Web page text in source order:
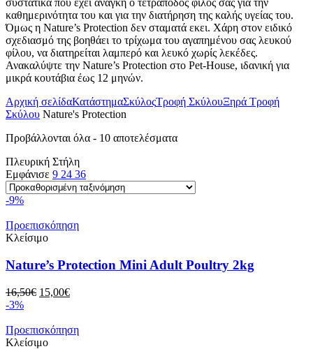
συστατικά που έχει ανάγκη ο τετράποδος φίλος σας για την
καθημερινότητα του και για την διατήρηση της καλής υγείας του.
Όμως η Nature’s Protection δεν σταματά εκει. Χάρη στον ειδικό
σχεδιασμό της βοηθάει το τρίχωμα του αγαπημένου σας λευκού
φίλου, να διατηρείται λαμπερό και λευκό χωρίς λεκέδες.
Ανακαλύψτε την Nature’s Protection στο Pet-House, ιδανική για
μικρά κουτάβια έως 12 μηνών.
Αρχική σελίδαΚατάστημαΣκύλοςΤροφή ΣκύλουΞηρά Τροφή
Σκύλου Nature's Protection
Προβάλλονται όλα - 10 αποτελέσματα
Πλευρική Στήλη
Εμφάνισε 9 24 36
-9%
Προεπισκόπηση
Κλείσιμο
Nature’s Protection Mini Adult Poultry 2kg
16,50€ Original
16,50€.
15,00€Η
είναι:
-3%
Προεπισκόπηση
Κλείσιμο